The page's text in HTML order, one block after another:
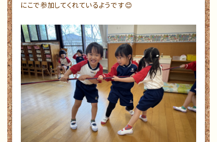
にこで参加してくれているようです😊